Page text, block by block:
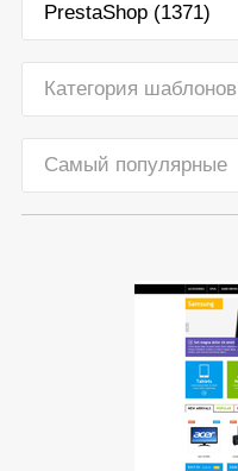
PrestaShop (1371)
Категория шаблонов
Самый популярные